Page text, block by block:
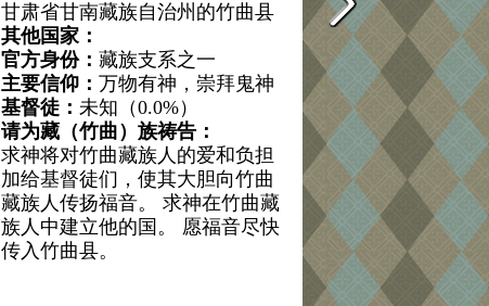
甘肃省甘南藏族自治州的竹曲县
其他国家：
官方身份： 藏族支系之一
主要信仰： 万物有神，崇拜鬼神
基督徒： 未知（0.0%）
请为藏（竹曲）族祷告：
求神将对竹曲藏族人的爱和负担
加给基督徒们，使其大胆向竹曲
藏族人传扬福音。 求神在竹曲藏
族人中建立他的国。 愿福音尽快
传入竹曲县。